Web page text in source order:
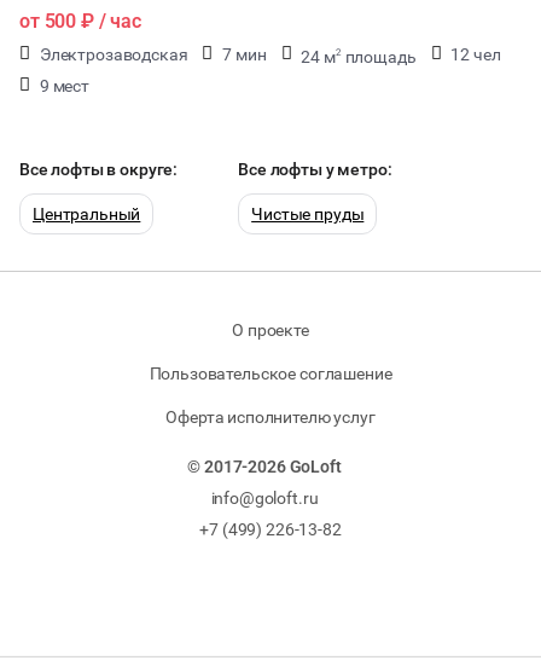
от 500 ₽/ час
Электрозаводская 7 мин 24 м2 площадь
12 чел
9 мест
Все лофты в округе:
Центральный
Все лофты у метро:
Чистые пруды
О проекте
Пользовательское соглашение
Оферта исполнителю услуг
© 2017-2026 GoLoft
info@goloft.ru
+7 (499) 226-13-82